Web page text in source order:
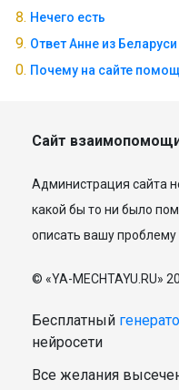
Нечего есть
Ответ Анне из Беларуси
Почему на сайте
Сайт
Администрация сайта
какой бы то ни было
описать вашу проблему
© «YA-MECHTAYU.RU»
Бесплатный
нейросети
Все желания